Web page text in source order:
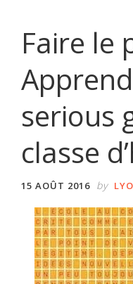
Faire le
serious
classe
15 AOÛT 2016 by